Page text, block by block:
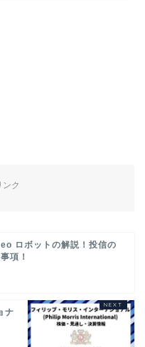
ンク
ロボットの解説！投信の
項！
ナ